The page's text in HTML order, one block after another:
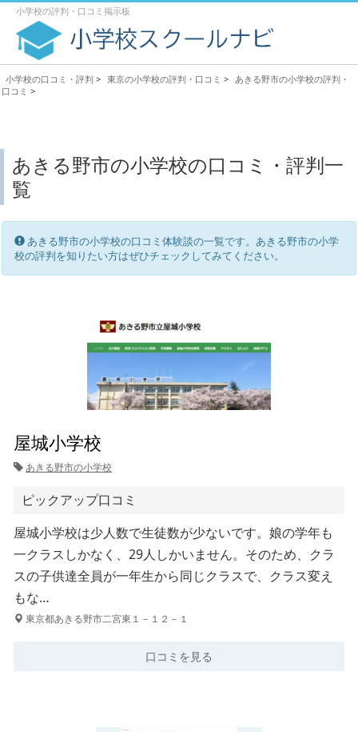
小学校の評判・口コミ掲示板
小学校の口コミ・評判 > 東京の小学校の評判・口コミ > あきる野市の小学校の評判・
口コミ >
あきる野市の小学校の口コミ・評判一
覧
あきる野市の小学校の口コミ体験談の一覧です。あきる野市の小学
校の評判を知りたい方はぜひチェックしてみてください。
屋城小学校
あきる野市の小学校
ピックアップ口コミ
屋城小学校は少人数で生徒数が少ないです。娘の学年も
一クラスしかなく、29人しかいません。そのため、クラ
スの子供達全員が一年生から同じクラスで、クラス変え
もな…
東京都あきる野市二宮東１－１２－１
口コミを見る